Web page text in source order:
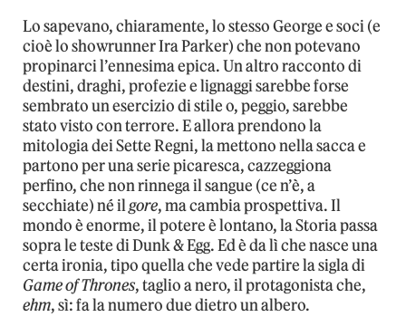
Lo sapevano, chiaramente, lo stesso George e soci (e
cioè lo showrunner Ira Parker) che non potevano
propinarci l’ennesima epica. Un altro racconto di
destini, draghi, profezie e lignaggi sarebbe forse
sembrato un esercizio di stile o, peggio, sarebbe
stato visto con terrore. E allora prendono la
mitologia dei Sette Regni, la mettono nella sacca e
partono per una serie picaresca, cazzeggiona
perfino, che non rinnega il sangue (ce n’è, a
secchiate) né ilgore, ma cambia prospettiva. Il
mondo è enorme, il potere è lontano, la Storia passa
sopra le teste di Dunk & Egg. Ed è da lì che nasce una
certa ironia, tipo quella che vede partire la sigla di
Game of Thrones, taglio a nero, il protagonista che,
ehm, sì: fa la numero due dietro un albero.